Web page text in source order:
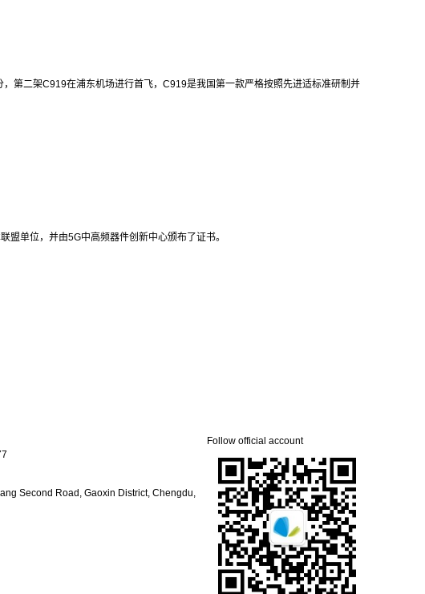
第二架C919在浦东机场进行首飞，C919是我国第一款严格按照先进适标准研制并
盟单位，并由5G中高频器件创新中心颁布了证书。
Second Road, Gaoxin District, Chengdu,
Follow official account